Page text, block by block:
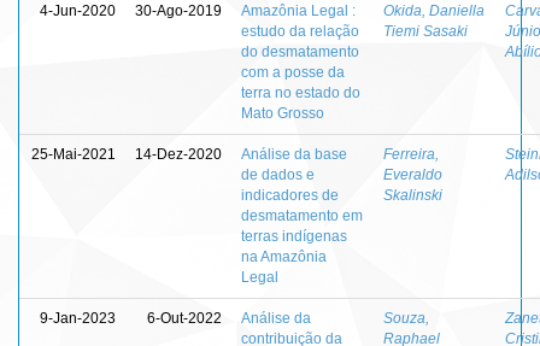
4-Jun-2020 30-Ago-2019
Amazônia Legal :
estudo da relação
do desmatamento
com a posse da
terra no estado do
Mato Grosso
Okida, Daniella
Tiemi Sasaki
25-Mai-2021 14-Dez-2020
Análise da base
de dados e
indicadores de
desmatamento em
terras indígenas
na Amazônia
Legal
Ferreira,
Everaldo
Skalinski
9-Jan-2023 6-Out-2022
Análise da
contribuição da
Souza,
Raphael